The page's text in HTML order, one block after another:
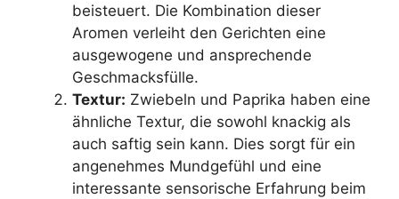
beisteuert. Die Kombination dieser
Aromen verleiht den Gerichten eine
ausgewogene und ansprechende
Geschmacksfülle.
Textur: Zwiebeln und Paprika haben eine
ähnliche Textur, die sowohl knackig als
auch saftig sein kann. Dies sorgt für ein
angenehmes Mundgefühl und eine
interessante sensorische Erfahrung beim